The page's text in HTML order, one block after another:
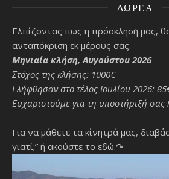
ΔΩΡΕΆ
Ελπίζοντας πως η πρόσκλησή μας, θα
ανταπόκριση εκ μέρους σας.
Μηνιαία κλήση, Αυγούστου 2026
Στόχος της κλήσης: 1000€
Ελήφθησαν στο τέλος Ιουλίου 2026:
Ευχαριστούμε για τη υποστήριξή σας !
Για να μάθετε τα κίνητρά μας,
γιατί;” ή ακούστε το εδώ.↷